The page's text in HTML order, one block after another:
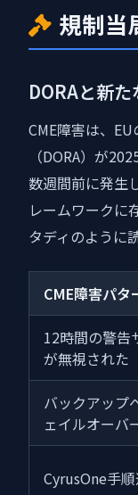
規制当
DORAと新
CME障害は、
（DORA）が
数週間前に発生
レームワークに
タディのように
CME障害パタ
12時間の警告
が無視された
バックアップ
ェイルオーバ
CyrusOne手